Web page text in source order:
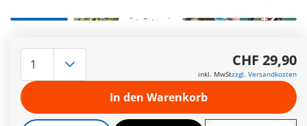
+2
Kämmbare Mähne und Schweif lassen sich mit
Haarspangen individuell stylen
Softstangen und Kegel sorgen für realistisches
Springtraining und kreative Turnierszenen
CHF 29,90
inkl. MwStzzgl. Versandkosten
In den Warenkorb